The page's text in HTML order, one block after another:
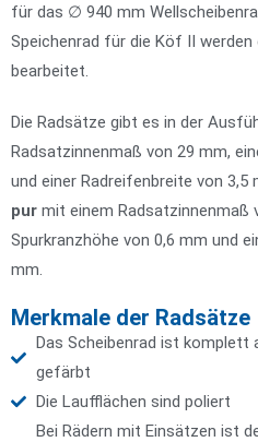
für das ∅ 940 mm
Speichenrad für die Köf II
bearbeitet.
Die Radsätze gibt es in der
Radsatzinnenmaß von 29 mm,
und einer Radreifenbreite von
pur mit einem Radsatzinnenmaß
Spurkranzhöhe von 0,6 mm und
mm.
Merkmale der Radsätze
Das Scheibenrad ist komplett
gefärbt
Die Laufflächen sind poliert
Bei Rädern mit Einsätzen ist